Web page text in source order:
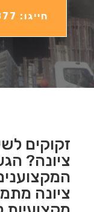
חייגו: 073-7020877
זקוקים
ציונה?
ציונה